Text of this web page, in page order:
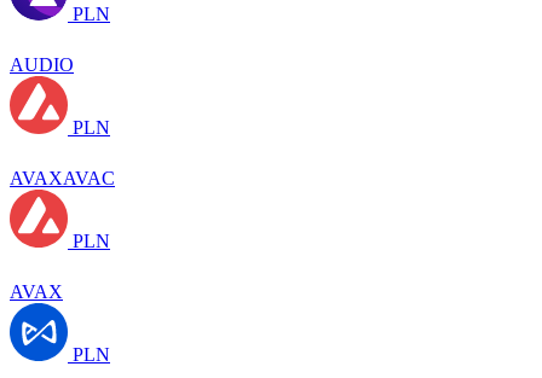
PLN
AUDIO
PLN
AVAXAVAC
PLN
AVAX
PLN